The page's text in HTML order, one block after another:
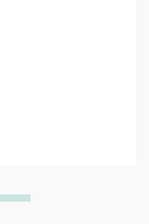
za
delcev –